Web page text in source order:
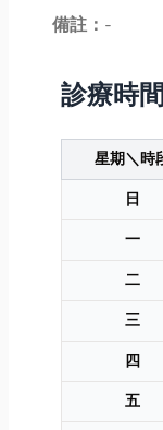
備註： -
診療時
星期＼時
日
一
二
三
四
五